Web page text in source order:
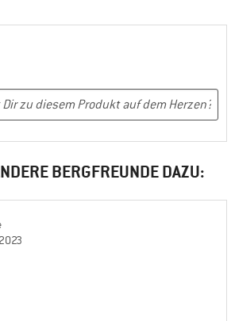
BERGFREUNDE DAZU: